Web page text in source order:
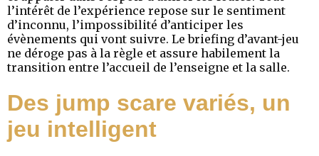
l’intérêt de l’expérience repose sur le sentiment
d’inconnu, l’impossibilité d’anticiper les
évènements qui vont suivre. Le briefing d’avant-jeu
ne déroge pas à la règle et assure habilement la
transition entre l’accueil de l’enseigne et la salle.
Des jump scare variés, un
jeu intelligent